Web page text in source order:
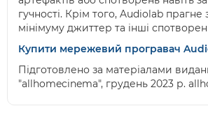
гучності. Крім того, Audiolab прагне
мінімуму джиттер та інші
Купити мережевий програвач
Підготовлено за матеріалами
"allhomecinema", грудень 2023 р.